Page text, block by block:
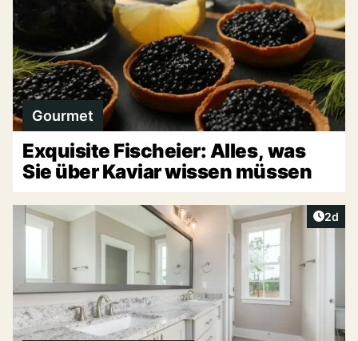
Gourmet
Exquisite Fischeier: Alles, was
Sie über Kaviar wissen müssen
2d